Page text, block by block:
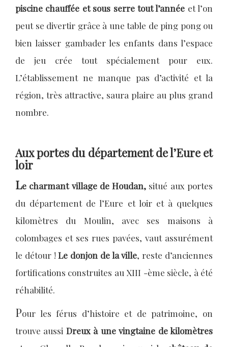
piscine chauffée et sous serre tout l’année et l’on
peut se divertir grâce à une table de ping pong ou
bien laisser gambader les enfants dans l’espace
de jeu crée tout spécialement pour eux.
L’établissement ne manque pas d’activité et la
région, très attractive, saura plaire au plus grand
nombre.
Aux portes du département de l’Eure et
loir
Le charmant village de Houdan, situé aux portes
du département de l’Eure et loir et à quelques
kilomètres du Moulin, avec ses maisons à
colombages et ses rues pavées, vaut assurément
le détour !Le donjon de la ville, reste d’anciennes
fortifications construites au XIII -ème siècle, à été
réhabilité.
Pour les férus d’histoire et de patrimoine, on
trouve aussi Dreux à une vingtaine de kilomètres